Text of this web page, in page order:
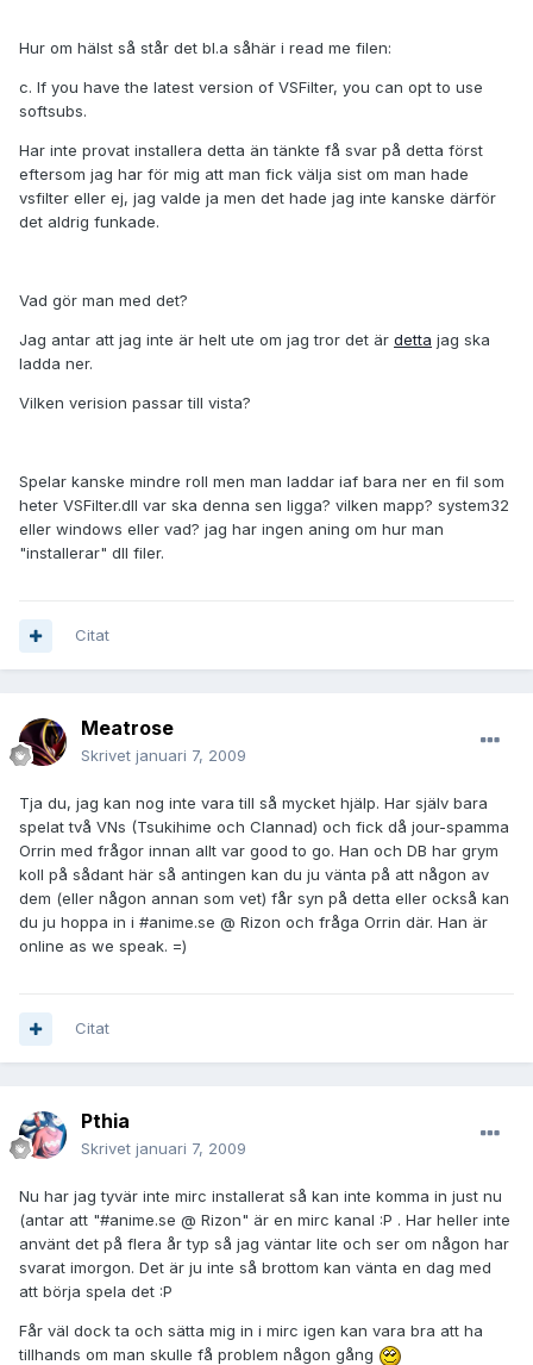
Hur om hälst så står det bl.a såhär i read me filen:
c. If you have the latest version of VSFilter, you can opt to use
softsubs.
Har inte provat installera detta än tänkte få svar på detta först
eftersom jag har för mig att man fick välja sist om man hade
vsfilter eller ej, jag valde ja men det hade jag inte kanske därför
det aldrig funkade.
Vad gör man med det?
Jag antar att jag inte är helt ute om jag tror det är detta jag ska
ladda ner.
Vilken verision passar till vista?
Spelar kanske mindre roll men man laddar iaf bara ner en fil som
heter VSFilter.dll var ska denna sen ligga? vilken mapp? system32
eller windows eller vad? jag har ingen aning om hur man
"installerar" dll filer.
Citat
Meatrose
Skrivet januari 7, 2009
Tja du, jag kan nog inte vara till så mycket hjälp. Har själv bara
spelat två VNs (Tsukihime och Clannad) och fick då jour-spamma
Orrin med frågor innan allt var good to go. Han och DB har grym
koll på sådant här så antingen kan du ju vänta på att någon av
dem (eller någon annan som vet) får syn på detta eller också kan
du ju hoppa in i #anime.se @ Rizon och fråga Orrin där. Han är
online as we speak. =)
Citat
Pthia
Skrivet januari 7, 2009
Nu har jag tyvär inte mirc installerat så kan inte komma in just nu
(antar att "#anime.se @ Rizon" är en mirc kanal :P . Har heller inte
använt det på flera år typ så jag väntar lite och ser om någon har
svarat imorgon. Det är ju inte så brottom kan vänta en dag med
att börja spela det :P
Får väl dock ta och sätta mig in i mirc igen kan vara bra att ha
tillhands om man skulle få problem någon gång